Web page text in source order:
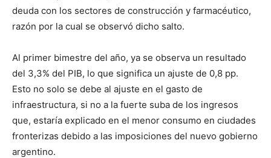
deuda con los sectores de construcción y farmacéutico,
razón por la cual se observó dicho salto.
Al primer bimestre del año, ya se observa un resultado
del 3,3% del PIB, lo que significa un ajuste de 0,8 pp.
Esto no solo se debe al ajuste en el gasto de
infraestructura, si no a la fuerte suba de los ingresos
que, estaría explicado en el menor consumo en ciudades
fronterizas debido a las imposiciones del nuevo gobierno
argentino.